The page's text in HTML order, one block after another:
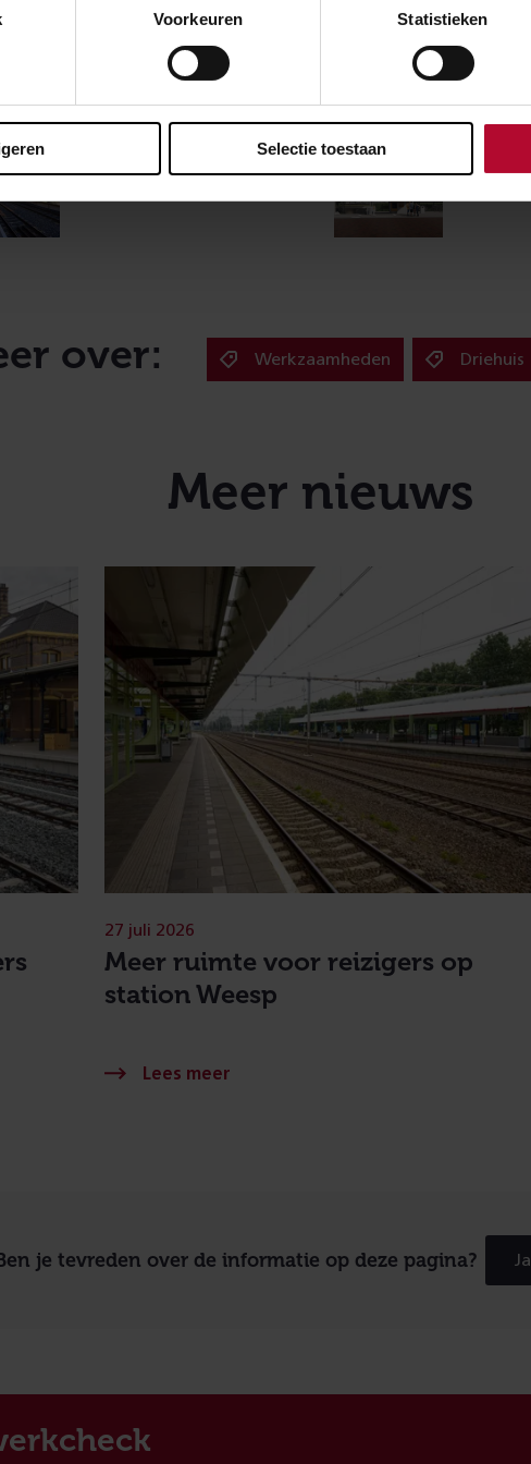
Voorkeuren Statistieken
Selectie toestaan
Lees ook eens
over: Werkzaamheden Driehuis
Meer nieuws
Meer ruimte voor reizigers op
station Weesp
27 juli 2026
je tevreden over de informatie op deze pagina? Ja